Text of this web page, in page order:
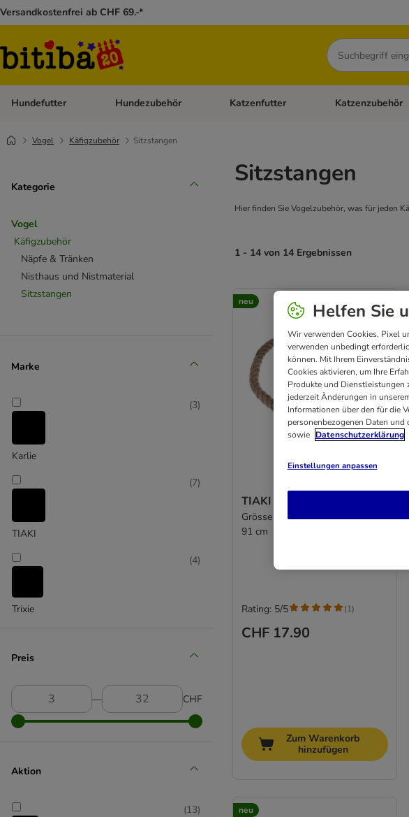
Versandkostenfrei ab CHF 69.-*
Suchen
Hundefutter Kategorie-Menü öffnen: Hundefutter
Hundezubehör Kategorie-Menü öffnen: Hundezubehör
Katzenfutter Kategorie-Menü
Katzenzubehör
Vogel Käfigzubehör Sitzstangen
Kategorie
Vogel
Käfigzubehör
Näpfe & Tränken
Nisthaus und Nistmaterial
Sitzstangen
Marke
Karlie
(3)
TIAKI
(7)
Trixie
(4)
Preis
― CHF
Aktion
(13)
Sitzstangen
Hier finden Sie Vogelzubehör, was für jeden
1 - 14 von 14 Ergebnissen
neu
TIAKI Jute Sitzstange natur
Grösse L (extra lang): Ø 3,2 x L
91 cm
CHF 17.90
Rating: 5/5 (1)
Zum Warenkorb
hinzufügen
neu
Helfen Sie
Wir verwenden Cookies, Pixel
verwenden unbedingt
können. Mit Ihrem
Cookies aktivieren, um Ihre
Produkte und Dienstleistungen
jederzeit Änderungen in
Informationen über den für die
personenbezogenen Daten und
sowie Datenschutzerklärung
Einstellungen anpassen